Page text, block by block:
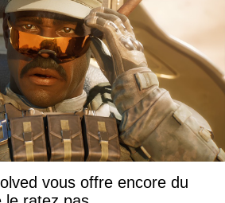
vous offre encore du